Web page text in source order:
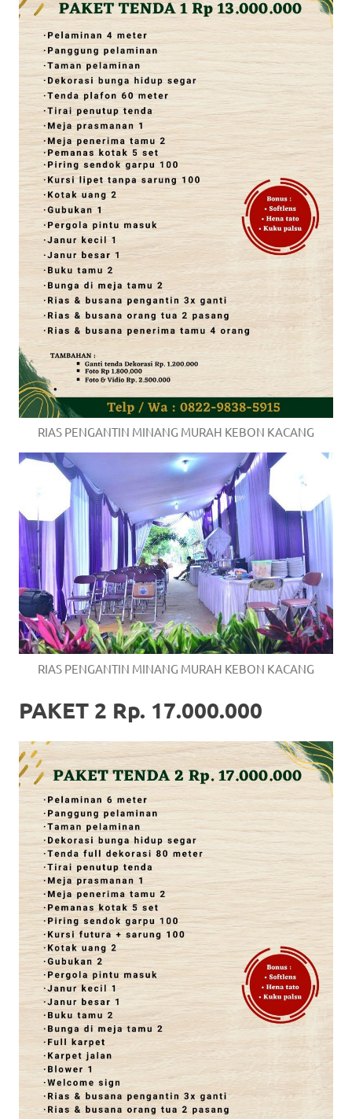
RIAS PENGANTIN MINANG MURAH KEBON KACANG
RIAS PENGANTIN MINANG MURAH KEBON KACANG
PAKET 2 Rp. 17.000.000